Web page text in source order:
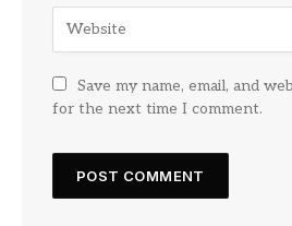
Save my name, email, and
for the next time I comment.